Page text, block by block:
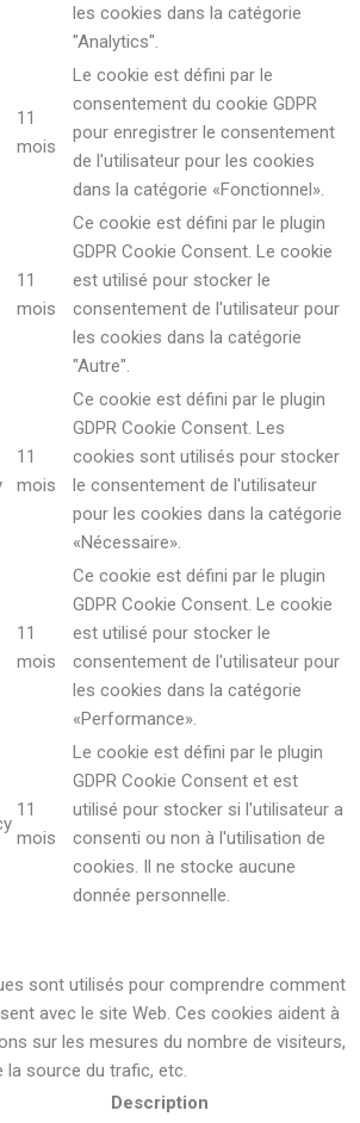
les cookies dans la catégorie
"Analytics".
11
mois
Le cookie est défini par le
consentement du cookie GDPR
pour enregistrer le consentement
de l'utilisateur pour les cookies
dans la catégorie «Fonctionnel».
11
mois
Ce cookie est défini par le plugin
GDPR Cookie Consent. Le cookie
est utilisé pour stocker le
consentement de l'utilisateur pour
les cookies dans la catégorie
"Autre".
11
mois
Ce cookie est défini par le plugin
GDPR Cookie Consent. Les
cookies sont utilisés pour stocker
le consentement de l'utilisateur
pour les cookies dans la catégorie
«Nécessaire».
11
mois
Ce cookie est défini par le plugin
GDPR Cookie Consent. Le cookie
est utilisé pour stocker le
consentement de l'utilisateur pour
les cookies dans la catégorie
«Performance».
11
mois
Le cookie est défini par le plugin
GDPR Cookie Consent et est
utilisé pour stocker si l'utilisateur a
consenti ou non à l'utilisation de
cookies. Il ne stocke aucune
donnée personnelle.
sont utilisés pour comprendre comment
avec le site Web. Ces cookies aident à
sur les mesures du nombre de visiteurs,
la source du trafic, etc.
Description